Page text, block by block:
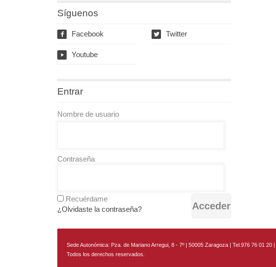
Síguenos
f Facebook w Twitter
y Youtube
Entrar
Nombre de usuario
Contraseña
Recuérdame
¿Olvidaste la contraseña?
Sede Autonómica: Pza. de Mariano Arregui, 8 - 7º | 50005 Zaragoza | Tel.976 76 01 20
Todos los derechos reservados.